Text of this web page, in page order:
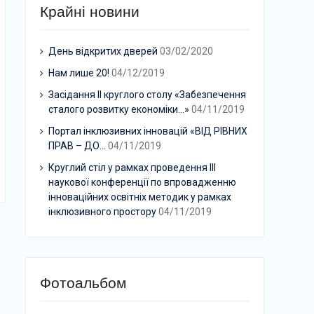
Крайні новини
День відкритих дверей 03/02/2020
Нам лише 20! 04/12/2019
Засідання ІІ круглого столу «Забезпечення
сталого розвитку економіки…» 04/11/2019
Портал інклюзивних інновацій «ВІД РІВНИХ
ПРАВ – ДО…
04/11/2019
Круглий стіл у рамках проведення ІІІ
наукової конференції по впровадженню
інноваційних освітніх методик у рамках
інклюзивного простору04/11/2019
Фотоальбом